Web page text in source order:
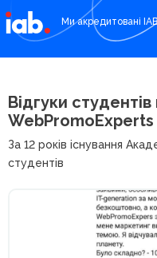
Ми акредитовані IAB
Відгуки
WebPromoExperts
За 12 років існування
студентів